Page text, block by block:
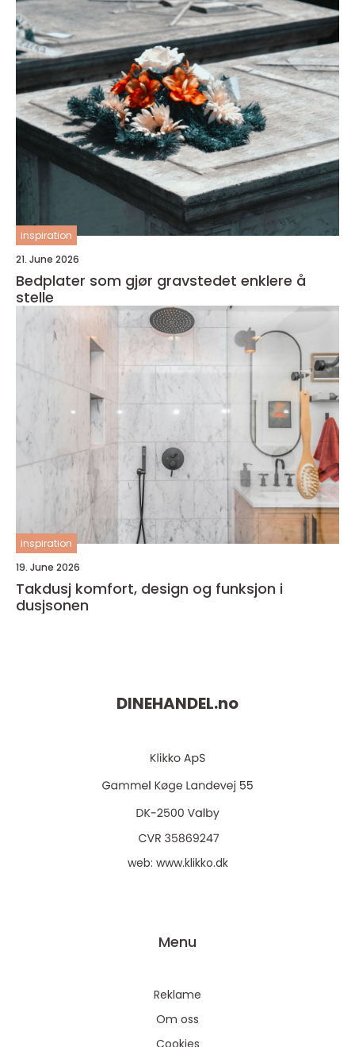
inspiration
21. June 2026
Bedplater som gjør gravstedet enklere å
stelle
inspiration
19. June 2026
Takdusj komfort, design og funksjon i
dusjsonen
DINEHANDEL.no
web: www.klikko.dk
Menu
Reklame
Om oss
Cookies